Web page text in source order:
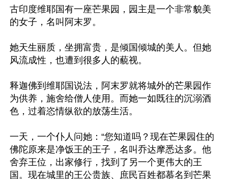
古印度维耶国有一座芒果园，园主是一个非常貌美
的女子，名叫阿末罗。
她天生丽质，坐拥富贵，是倾国倾城的美人。但她
风流成性，也遭到很多人的藐视。
释迦佛到维耶国说法，阿末罗就将城外的芒果园作
为供养，施舍给僧人使用。而她一如既往的沉溺酒
色，过着恣情纵欲的放荡生活。
一天，一个仆人问她：“您知道吗？现在芒果园住的
佛陀原来是净饭王的王子，名叫乔达摩悉达多。他
舍弃王位，出家修行，找到了另一个更伟大的王
国。现在城里的王公贵族、庶民百姓都慕名到芒果